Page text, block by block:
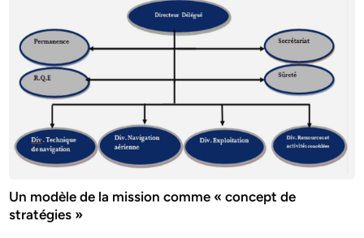
Un modèle de la mission comme « concept de
stratégies »